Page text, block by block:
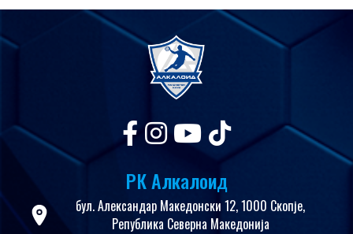
РК Алкалоид
бул. Александар Македонски 12, 1000 Скопје,
Република Северна Македонија